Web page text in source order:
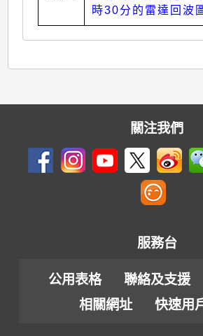
時30分的雷達回波
關注我們
服務台
公用表格 聯絡及支援
相關網址
快速用